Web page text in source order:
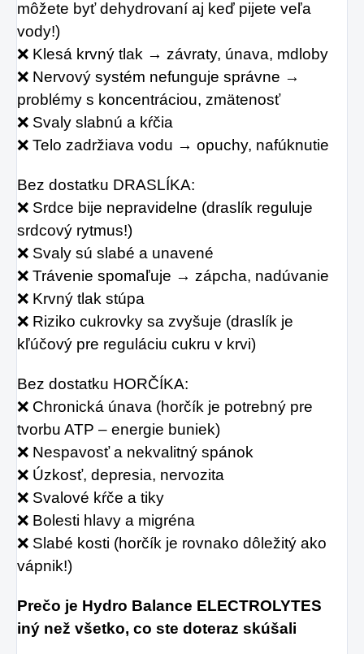
môžete byť dehydrovaní aj keď pijete veľa
vody!)
❌ Klesá krvný tlak → závraty, únava, mdloby
❌ Nervový systém nefunguje správne →
problémy s koncentráciou, zmätenosť
❌ Svaly slabnú a kŕčia
❌ Telo zadržiava vodu → opuchy, nafúknutie
Bez dostatku DRASLÍKA:
❌ Srdce bije nepravidelne (draslík reguluje
srdcový rytmus!)
❌ Svaly sú slabé a unavené
❌ Trávenie spomaľuje → zápcha, nadúvanie
❌ Krvný tlak stúpa
❌ Riziko cukrovky sa zvyšuje (draslík je
kľúčový pre reguláciu cukru v krvi)
Bez dostatku HORČÍKA:
❌ Chronická únava (horčík je potrebný pre
tvorbu ATP – energie buniek)
❌ Nespavosť a nekvalitný spánok
❌ Úzkosť, depresia, nervozita
❌ Svalové kŕče a tiky
❌ Bolesti hlavy a migréna
❌ Slabé kosti (horčík je rovnako dôležitý ako
vápnik!)
Prečo je Hydro Balance ELECTROLYTES
iný než všetko, co ste doteraz skúšali